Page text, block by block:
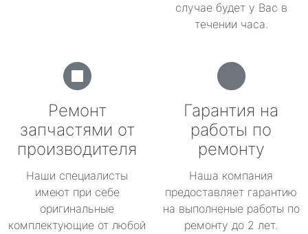
случае будет у Вас в
течении часа.
Ремонт
запчастями от
производителя
Наши специалисты
имеют при себе
оригинальные
комплектующие от любой
Гарантия на
работы по
ремонту
Наша компания
предоставляет гарантию
на выполненые работы по
ремонту до 2 лет.